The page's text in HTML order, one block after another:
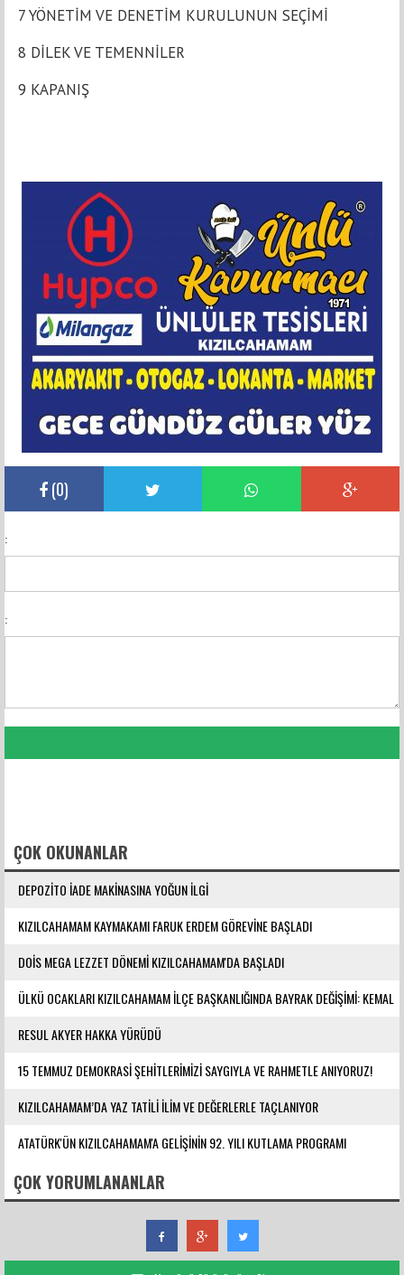
7 YÖNETİM VE DENETİM KURULUNUN SEÇİMİ
8 DİLEK VE TEMENNİLER
9 KAPANIŞ
(0)
:
:
ÇOK OKUNANLAR
DEPOZİTO İADE MAKİNASINA YOĞUN İLGİ
KIZILCAHAMAM KAYMAKAMI FARUK ERDEM GÖREVİNE BAŞLADI
DOİS MEGA LEZZET DÖNEMİ KIZILCAHAMAM'DA BAŞLADI
ÜLKÜ OCAKLARI KIZILCAHAMAM İLÇE BAŞKANLIĞINDA BAYRAK DEĞİŞİMİ: KEMAL
YILMAZ GÖREVE ATANDI
RESUL AKYER HAKKA YÜRÜDÜ
15 TEMMUZ DEMOKRASİ ŞEHİTLERİMİZİ SAYGIYLA VE RAHMETLE ANIYORUZ!
KIZILCAHAMAM’DA YAZ TATİLİ İLİM VE DEĞERLERLE TAÇLANIYOR
ATATÜRK'ÜN KIZILCAHAMAM'A GELİŞİNİN 92. YILI KUTLAMA PROGRAMI
DÜZENLENDİ
ÇOK YORUMLANANLAR